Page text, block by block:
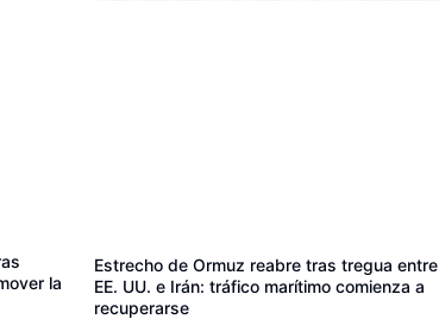
la
Estrecho de Ormuz reabre tras tregua entre
EE. UU. e Irán: tráfico marítimo comienza a
recuperarse